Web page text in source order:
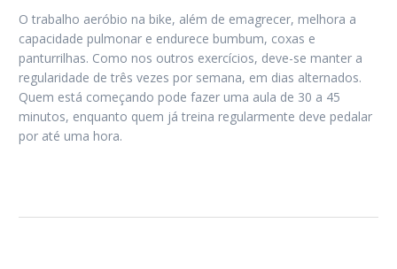
O trabalho aeróbio na bike, além de emagrecer, melhora a
capacidade pulmonar e endurece bumbum, coxas e
panturrilhas. Como nos outros exercícios, deve-se manter a
regularidade de três vezes por semana, em dias alternados.
Quem está começando pode fazer uma aula de 30 a 45
minutos, enquanto quem já treina regularmente deve pedalar
por até uma hora.